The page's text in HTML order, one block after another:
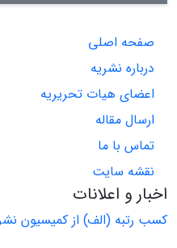
صفحه اصلی
درباره نشریه
اعضای هیات تحریریه
ارسال مقاله
تماس با ما
نقشه سایت
اخبار و اعلانات
کسب رتبه (الف) از کمیسیون